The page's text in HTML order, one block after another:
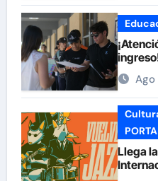
Ago
Llega